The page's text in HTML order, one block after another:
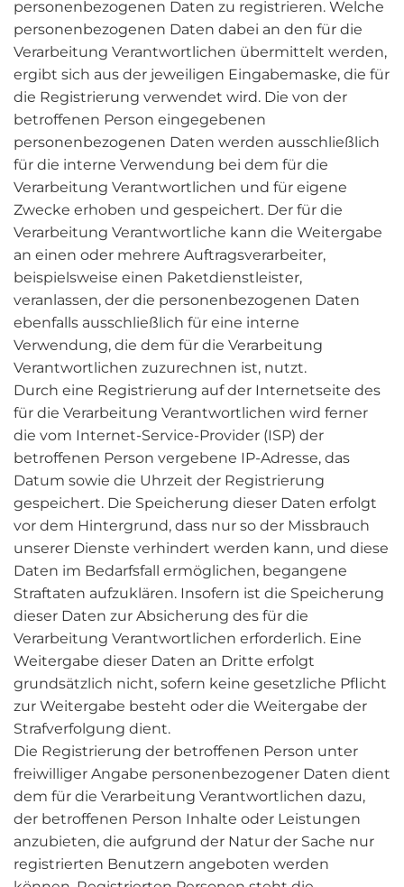
personenbezogenen Daten zu registrieren. Welche
personenbezogenen Daten dabei an den für die
Verarbeitung Verantwortlichen übermittelt werden,
ergibt sich aus der jeweiligen Eingabemaske, die für
die Registrierung verwendet wird. Die von der
betroffenen Person eingegebenen
personenbezogenen Daten werden ausschließlich
für die interne Verwendung bei dem für die
Verarbeitung Verantwortlichen und für eigene
Zwecke erhoben und gespeichert. Der für die
Verarbeitung Verantwortliche kann die Weitergabe
an einen oder mehrere Auftragsverarbeiter,
beispielsweise einen Paketdienstleister,
veranlassen, der die personenbezogenen Daten
ebenfalls ausschließlich für eine interne
Verwendung, die dem für die Verarbeitung
Verantwortlichen zuzurechnen ist, nutzt.
Durch eine Registrierung auf der Internetseite des
für die Verarbeitung Verantwortlichen wird ferner
die vom Internet-Service-Provider (ISP) der
betroffenen Person vergebene IP-Adresse, das
Datum sowie die Uhrzeit der Registrierung
gespeichert. Die Speicherung dieser Daten erfolgt
vor dem Hintergrund, dass nur so der Missbrauch
unserer Dienste verhindert werden kann, und diese
Daten im Bedarfsfall ermöglichen, begangene
Straftaten aufzuklären. Insofern ist die Speicherung
dieser Daten zur Absicherung des für die
Verarbeitung Verantwortlichen erforderlich. Eine
Weitergabe dieser Daten an Dritte erfolgt
grundsätzlich nicht, sofern keine gesetzliche Pflicht
zur Weitergabe besteht oder die Weitergabe der
Strafverfolgung dient.
Die Registrierung der betroffenen Person unter
freiwilliger Angabe personenbezogener Daten dient
dem für die Verarbeitung Verantwortlichen dazu,
der betroffenen Person Inhalte oder Leistungen
anzubieten, die aufgrund der Natur der Sache nur
registrierten Benutzern angeboten werden